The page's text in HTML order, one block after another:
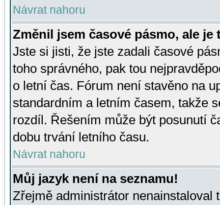
Návrat nahoru
Změnil jsem časové pásmo, ale je
Jste si jisti, že jste zadali časové
toho správného, pak tou
o letní čas. Fórum není stavěno na
standardním a letním časem, takže
rozdíl. Řešením může být posunutí
dobu trvání letního času.
Návrat nahoru
Můj jazyk není na seznamu!
Zřejmě administrátor nenainstaloval